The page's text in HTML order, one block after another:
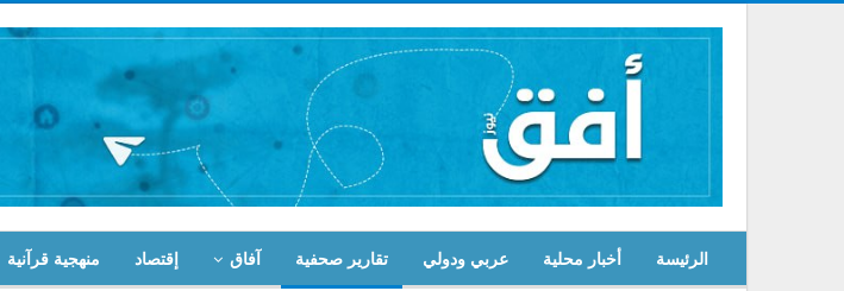
الرئيسة أخبار محلية عربي ودولي تقارير صحفية آفاق إقتصاد منهجية قرآنية